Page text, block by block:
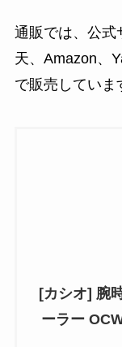
通販では、公式
天、Amazon、
で販売していま
[カシオ] 腕
ーラー